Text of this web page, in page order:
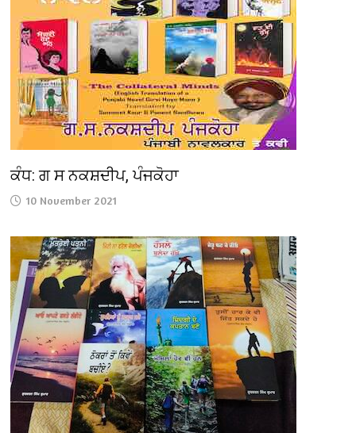
ਕੰਧ: ਗ ਸ ਨਕਸ਼ਦੀਪ, ਪੰਜਕੋਹਾ
10 November 2021